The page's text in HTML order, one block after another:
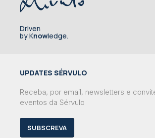
Driven
by Knowledge.
UPDATES SÉRVULO
Receba, por email, newsletters e
eventos da Sérvulo
SUBSCREVA